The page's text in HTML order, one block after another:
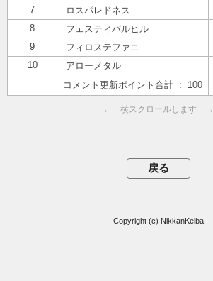
7
ロスパレドネス
8
フェスティバルヒル
9
フィロステファニ
10
アローメタル
コメント更新ポイント合計 : 100
← 横スクロールします →
Copyright (c) NikkanKeiba